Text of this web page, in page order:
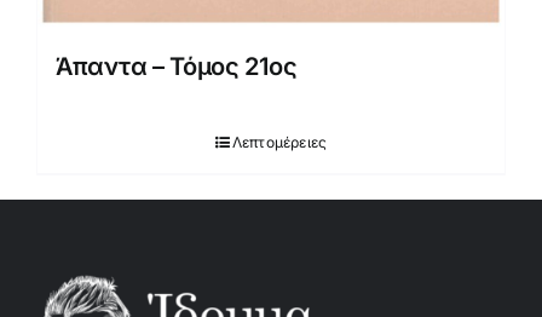
Άπαντα – Τόμος 21ος
Λεπτομέρειες